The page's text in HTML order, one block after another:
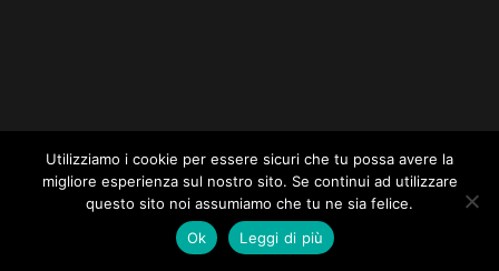
Utilizziamo i cookie per essere sicuri che tu possa avere la
migliore esperienza sul nostro sito. Se continui ad utilizzare
questo sito noi assumiamo che tu ne sia felice.
Ok
Leggi di più